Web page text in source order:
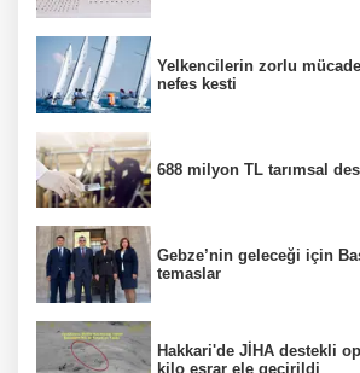
Yelkencilerin zorlu
nefes kesti
688 milyon TL tarımsal
Gebze’nin geleceği için
temaslar
Hakkari'de JİHA destekli
kilo esrar ele geçirildi